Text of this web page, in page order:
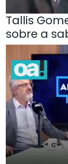
Tallis
sobre a